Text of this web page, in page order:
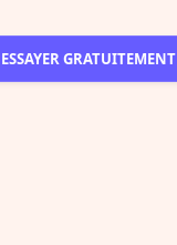
ESSAYER GRATUITEMENT